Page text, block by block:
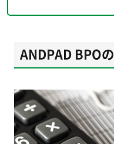
ANDPAD BPO